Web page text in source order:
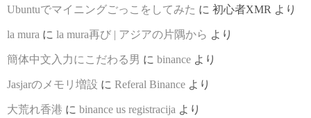
Ubuntuでマイニングごっこをしてみた に 初心者XMR より
la mura に la mura再び | アジアの片隅から より
簡体中文入力にこだわる男 に binance より
Jasjarのメモリ増設 に Referal Binance より
大荒れ香港 に binance us registracija より